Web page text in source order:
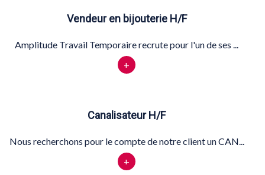
Vendeur en bijouterie H/F
Amplitude Travail Temporaire recrute pour l'un de ses ...
+
Canalisateur H/F
Nous recherchons pour le compte de notre client un CAN...
+